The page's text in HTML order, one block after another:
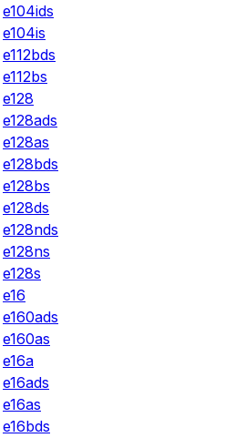
e104ids
e104is
e112bds
e112bs
e128
e128ads
e128as
e128bds
e128bs
e128ds
e128nds
e128ns
e128s
e16
e160ads
e160as
e16a
e16ads
e16as
e16bds